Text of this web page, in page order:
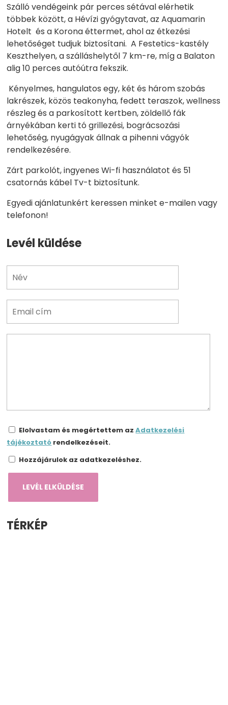
Szálló vendégeink pár perces sétával elérhetik
többek között, a Hévízi gyógytavat, az Aquamarin
Hotelt és a Korona éttermet, ahol az étkezési
lehetőséget tudjuk biztosítani. A Festetics-kastély
Keszthelyen, a szálláshelytől 7 km-re, míg a Balaton
alig 10 perces autóútra fekszik.
Kényelmes, hangulatos egy, két és három szobás
lakrészek, közös teakonyha, fedett teraszok, wellness
részleg és a parkosított kertben, zöldellő fák
árnyékában kerti tó grillezési, bográcsozási
lehetőség, nyugágyak állnak a pihenni vágyók
rendelkezésére.
Zárt parkolót, ingyenes Wi-fi használatot és 51
csatornás kábel Tv-t biztosítunk.
Egyedi ajánlatunkért keressen minket e-mailen vagy
telefonon!
Levél küldése
Elolvastam és megértettem azAdatkezelési
tájékoztató rendelkezéseit.
Hozzájárulok az adatkezeléshez.
TÉRKÉP